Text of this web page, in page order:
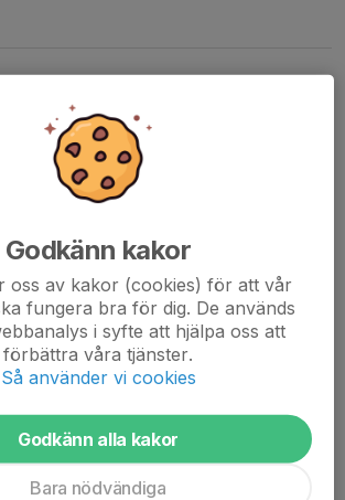
2025
0 kommentarer
Godkänn kakor
oss av kakor (cookies) för att vår
fungera bra för dig. De används
i syfte att hjälpa oss att
förbättra våra tjänster.
Så använder vi cookies
Godkänn alla kakor
Bara nödvändiga